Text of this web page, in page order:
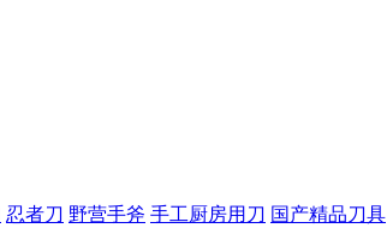
忍者刀 野营手斧 手工厨房用刀 国产精品刀具